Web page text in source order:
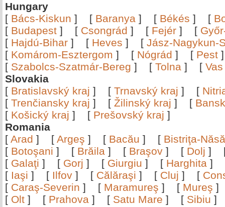
Hungary
[ Bács-Kiskun ] [ Baranya ] [ Békés ] [
[ Budapest ] [ Csongrád ] [ Fejér ] [
[ Hajdú-Bihar ] [ Heves ] [ Jász-Nagykun-
[ Komárom-Esztergom ] [ Nógrád ] [ Pest
[ Szabolcs-Szatmár-Bereg ] [ Tolna ] [ Vas
Slovakia
[ Bratislavský kraj ] [ Trnavský kraj ] [
[ Trenčiansky kraj ] [ Žilinský kraj ] [
[ Košický kraj ] [ Prešovský kraj ]
Romania
[ Arad ] [ Argeş ] [ Bacău ] [ Bistriţa-
[ Botoşani ] [ Brăila ] [ Braşov ] [ Dolj ]
[ Galaţi ] [ Gorj ] [ Giurgiu ] [ Harghita ]
[ Iaşi ] [ Ilfov ] [ Călăraşi ] [ Cluj ] [
[ Caraş-Severin ] [ Maramureş ] [ Mureş
[ Olt ] [ Prahova ] [ Satu Mare ] [ Sibiu